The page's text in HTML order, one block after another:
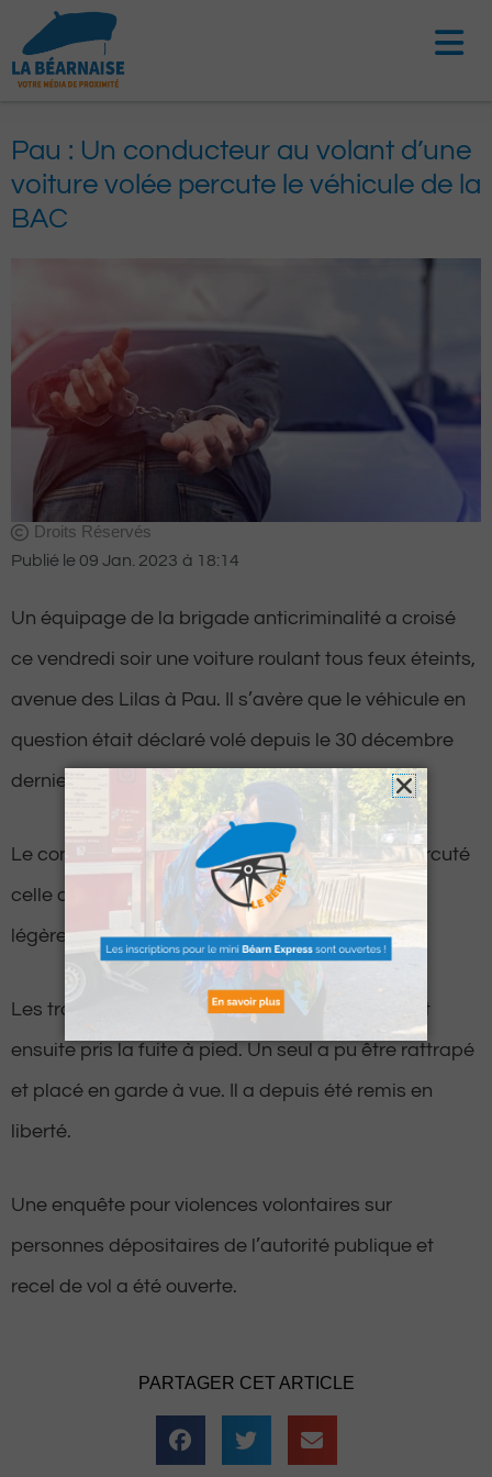
contenu
Pau : Un conducteur au volant d’une
voiture volée percute le véhicule de la
BAC
Droits Réservés
Publié le 09 Jan. 2023 à 18:14
Un équipage de la brigade anticriminalité a croisé
ce vendredi soir une voiture roulant tous feux éteints,
avenue des Lilas à Pau. Il s’avère que le véhicule en
question était déclaré volé depuis le 30 décembre
dernier dans l’agglomération paloise.
Le conducteur de la voiture suspecte aurait percuté
celle de la Bac. Deux fonctionnaires ont été
légèrement blessés dans la collision.
Les trois personnes qui se trouvaient à bord ont
ensuite pris la fuite à pied. Un seul a pu être rattrapé
et placé en garde à vue. Il a depuis été remis en
liberté.
Une enquête pour violences volontaires sur
personnes dépositaires de l’autorité publique et
recel de vol a été ouverte.
PARTAGER CET ARTICLE